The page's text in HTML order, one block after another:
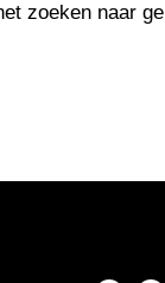
zoeken naar